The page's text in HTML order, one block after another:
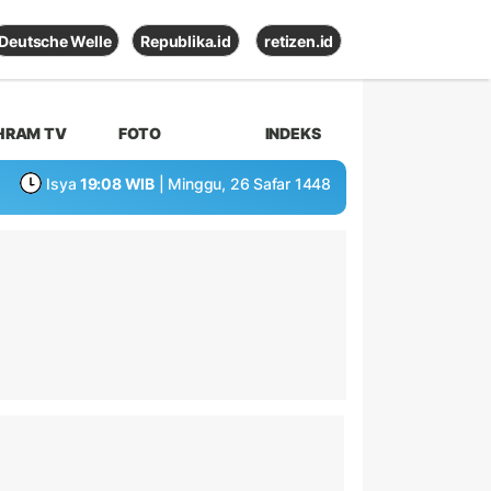
Deutsche Welle Republika.id retizen.id
TV FOTO INDEKS
Isya 19:08 WIB | Minggu, 26 Safar 1448